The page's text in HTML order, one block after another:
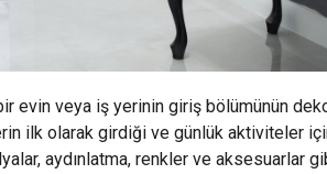
evin veya iş yerinin giriş bölümünün
ilk olarak girdiği ve günlük aktiviteler için
aydınlatma, renkler ve aksesuarlar